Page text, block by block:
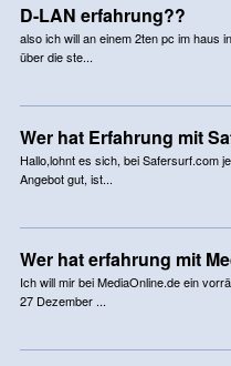
D-LAN erfahrung??
also ich will an einem 2ten pc im haus
über die ste...
Wer hat Erfahrung mit
Hallo,lohnt es sich, bei Safersurf.com
Angebot gut, ist...
Wer hat erfahrung mit
Ich will mir bei MediaOnline.de ein
27 Dezember ...